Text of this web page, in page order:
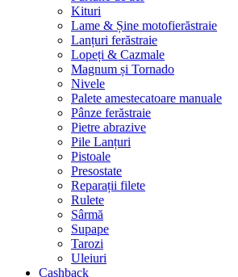
Kituri
Lame & Șine motofierăstraie
Lanțuri ferăstraie
Lopeți & Cazmale
Magnum și Tornado
Nivele
Palete amestecatoare manuale
Pânze ferăstraie
Pietre abrazive
Pile Lanțuri
Pistoale
Presostate
Reparații filete
Rulete
Sârmă
Supape
Tarozi
Uleiuri
Cashback